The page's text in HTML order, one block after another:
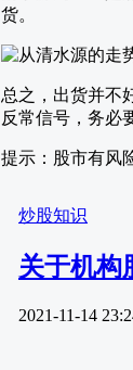
货。
总之，出货并不
反常信号，务必
提示：股市有风
炒股知识
关于机构
2021-11-14